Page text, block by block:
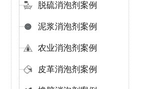
脱硫消泡剂案例
泥浆消泡剂案例
农业消泡剂案例
皮革消泡剂案例